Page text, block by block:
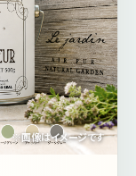
※画像はイメージです